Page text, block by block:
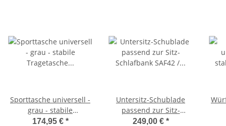
Sporttasche universell -
grau - stabile
Tragetasche für
174,95 € *
Untersitz-Schublade
passend zur Sitz-
Schlafbank SAF42 /
249,00 € *